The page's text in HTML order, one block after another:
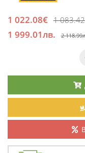
1 022.08€ 1
1 999.01лв. 2